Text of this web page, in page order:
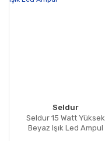
Seldur
Seldur 15 Watt Yüksek
Beyaz Işık Led Ampul